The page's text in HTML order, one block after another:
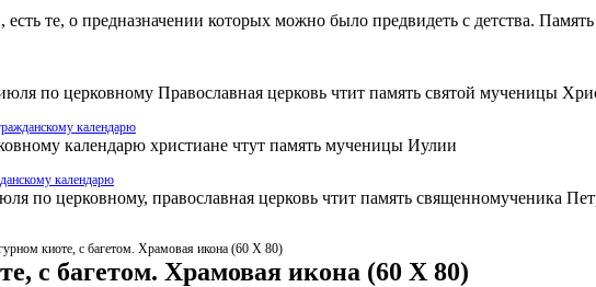
те, о предназначении которых можно было предвидеть с детства.
по церковному Православная церковь чтит память святой мученицы
календарю
календарю христиане чтут память мученицы Иулии
календарю
по церковному, православная церковь чтит память священномученика
киоте, с багетом. Храмовая икона (60 Х 80)
с багетом. Храмовая икона (60 Х 80)